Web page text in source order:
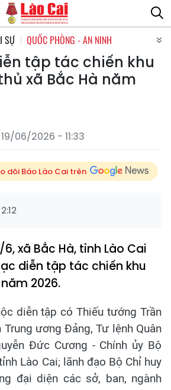
SỰ QUỐC PHÒNG - AN NINH
tập tác chiến khu
xã Bắc Hà năm
06/2026 - 11:33
dõi Báo Lào Cai trên
2:12
6, xã Bắc Hà, tỉnh Lào Cai
diễn tập tác chiến khu
2026.
diễn tập có Thiếu tướng Trần
Trung ương Đảng, Tư lệnh Quân
Đức Cương - Chính ủy Bộ
Lào Cai; lãnh đạo Bộ Chỉ huy
đại diện các sở, ban, ngành